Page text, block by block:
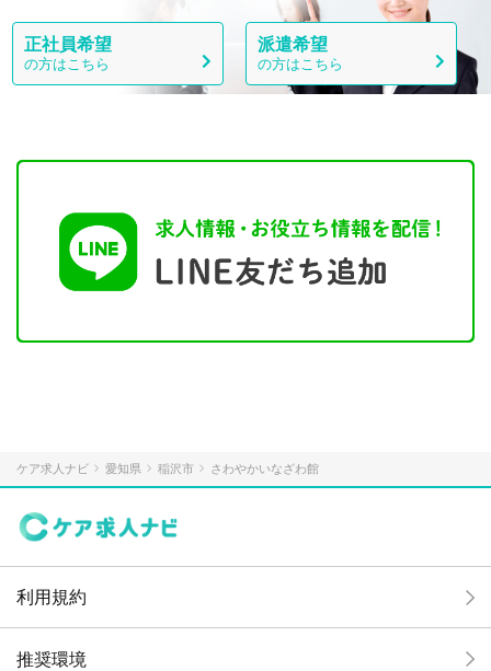
正社員希望
の方はこちら
派遣希望
の方はこちら
ケア求人ナビ 愛知県 稲沢市 さわやかいなざわ館
利用規約
推奨環境